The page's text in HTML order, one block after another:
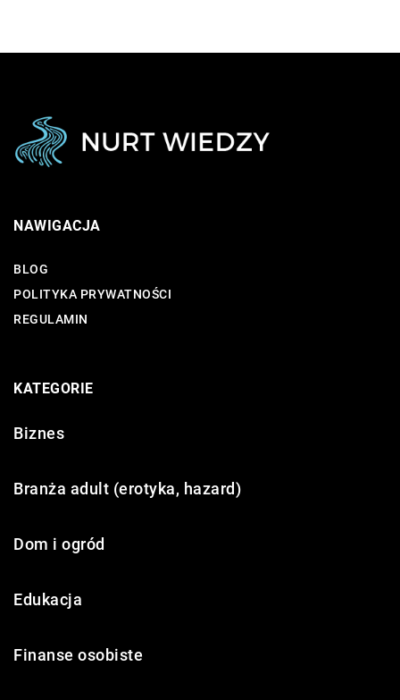
NAWIGACJA
BLOG
POLITYKA PRYWATNOŚCI
REGULAMIN
KATEGORIE
Biznes
Branża adult (erotyka, hazard)
Dom i ogród
Edukacja
Finanse osobiste